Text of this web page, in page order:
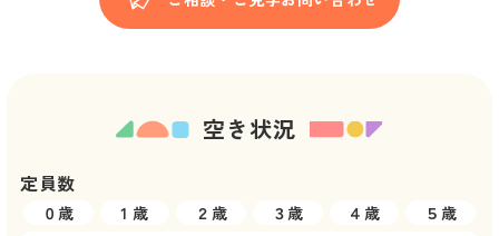
空き状況
定員数
０歳 1 歳 ２歳 ３歳 ４歳 ５歳